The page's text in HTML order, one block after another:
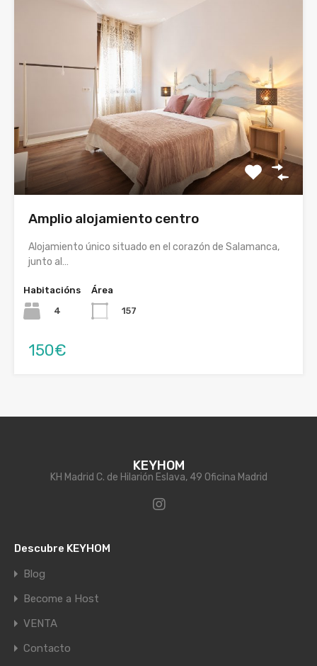
Amplio alojamiento centro
Alojamiento único situado en el corazón de Salamanca,
junto al…
Habitacións
4
Área
157
150€
KEYHOM
KH Madrid C. de Hilarión Eslava, 49 Oficina Madrid
Descubre KEYHOM
Blog
Become a Host
VENTA
Contacto